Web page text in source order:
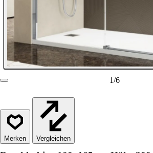
1/6
Vergleichen